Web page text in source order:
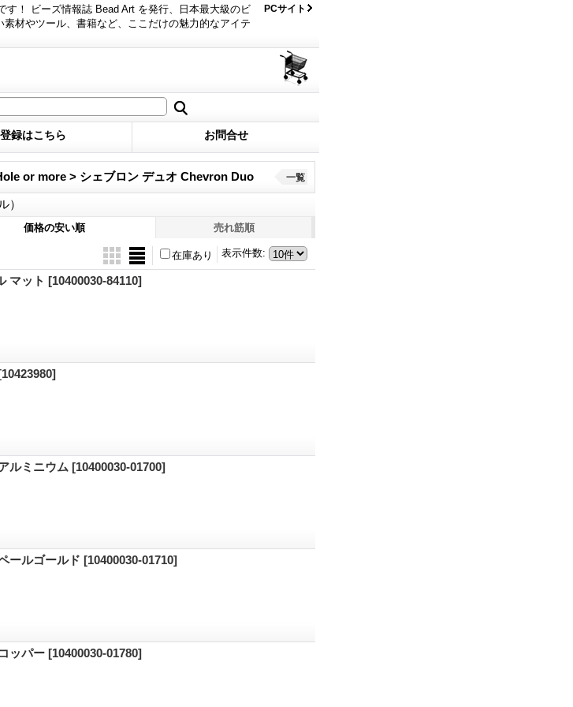
す！ ビーズ情報誌 Bead Art を発行、日本最大級のビ
材やツール、書籍など、ここだけの魅力的なアイテ
PCサイト
録はこちら お問合せ
or more > シェブロン デュオ Chevron Duo
）
一覧
価格の安い順 売れ筋順
表示件数:
在庫あり
マット [10400030-84110]
ルミニウム [10400030-01700]
ールゴールド [10400030-01710]
ッパー [10400030-01780]